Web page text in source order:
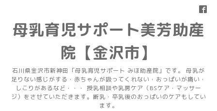
母乳育児サポート美芳助産
院【金沢市】
石川県金沢市新神田「母乳育児サポート みほ助産院」です。 母乳が
足りない感じがする・赤ちゃんが吸ってくれない・おっぱいが痛い・
しこりがあるなど・・・ 授乳相談や乳房ケア（BSケア・マッサー
ジ）をさせていただきます。断乳・卒乳後のおっぱいのケアもしてい
ます。